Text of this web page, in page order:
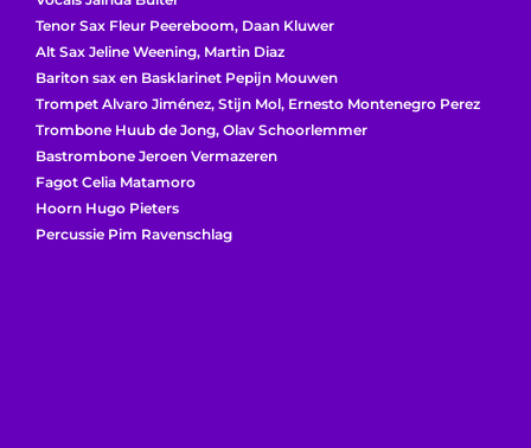
Tenor Sax Fleur Peereboom, Daan Kluwer
Alt Sax Jeline Weening, Martin Diaz
Bariton sax en Basklarinet Pepijn Mouwen
Trompet Alvaro Jiménez, Stijn Mol, Ernesto Montenegro Perez
Trombone Huub de Jong, Olav Schoorlemmer
Bastrombone Jeroen Vermazeren
Fagot Celia Matamoro
Hoorn Hugo Pieters
Percussie Pim Ravenschlag